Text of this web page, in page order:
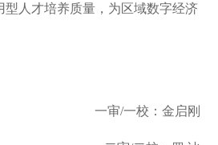
人才培养质量，为区域数字经济
一审/一校：金启刚